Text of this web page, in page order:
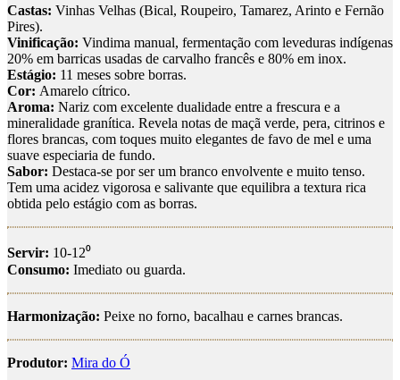
Castas: Vinhas Velhas (Bical, Roupeiro, Tamarez, Arinto e Fernão
Pires).
Vinificação: Vindima manual, fermentação com leveduras indígenas
20% em barricas usadas de carvalho francês e 80% em inox.
Estágio: 11 meses sobre borras.
Cor: Amarelo cítrico.
Aroma: Nariz com excelente dualidade entre a frescura e a
mineralidade granítica. Revela notas de maçã verde, pera, citrinos e
flores brancas, com toques muito elegantes de favo de mel e uma
suave especiaria de fundo.
Sabor: Destaca-se por ser um branco envolvente e muito tenso.
Tem uma acidez vigorosa e salivante que equilibra a textura rica
obtida pelo estágio com as borras.
Servir: 10-12⁰
Consumo: Imediato ou guarda.
Harmonização: Peixe no forno, bacalhau e carnes brancas.
Produtor: Mira do Ó